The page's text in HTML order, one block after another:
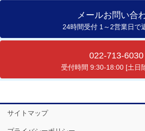
メールお問い合
24時間受付 1～2営業日で
022-713-6030
受付時間 9:30-18:00 [土日
サイトマップ